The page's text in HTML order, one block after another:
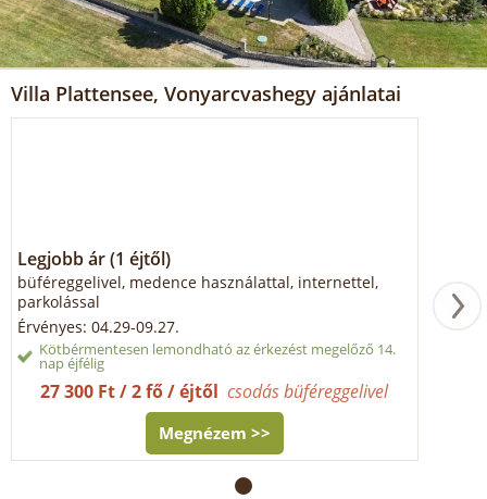
Villa Plattensee, Vonyarcvashegy ajánlatai
Legjobb ár (1 éjtől)
büféreggelivel, medence használattal, internettel,
parkolással
Érvényes: 04.29-09.27.
Kötbérmentesen lemondható az érkezést megelőző 14.
nap éjfélig
27 300 Ft / 2 fő / éjtőlcsodás büféreggelivel
Megnézem >>